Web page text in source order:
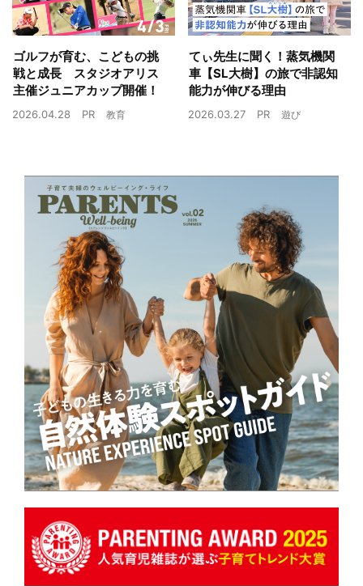
ゴルフが育む、こどもの挑
戦と成長 スタジオアリス
主催ジュニアカップ開催！
2026.04.28 PR 教育
てぃ先生に聞く！蒸気機関
車【SL大樹】の旅で非認知
能力が伸びる理由
2026.03.27 PR 遊び